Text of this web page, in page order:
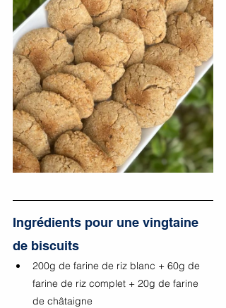
Ingrédients pour une vingtaine
de biscuits
200g de farine de riz blanc + 60g de
farine de riz complet + 20g de farine
de châtaigne